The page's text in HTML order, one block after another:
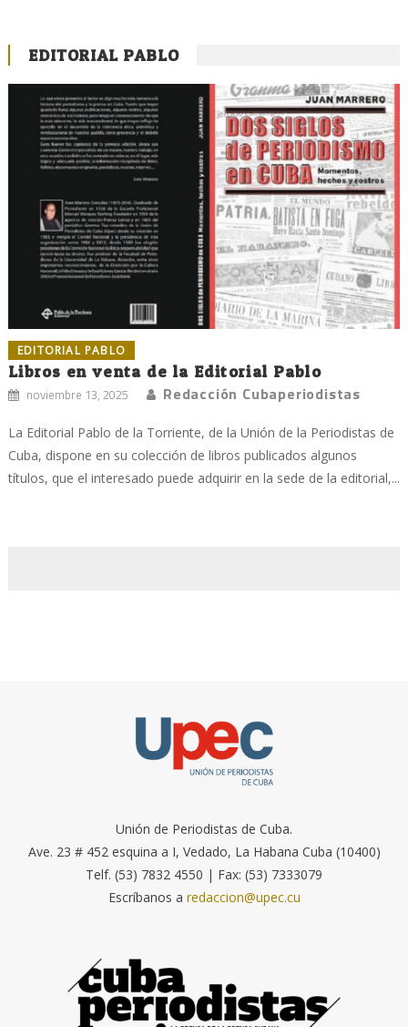
EDITORIAL PABLO
EDITORIAL PABLO
Libros en venta de la Editorial Pablo
noviembre 13, 2025 Redacción Cubaperiodistas
La Editorial Pablo de la Torriente, de la Unión de la Periodistas de
Cuba, dispone en su colección de libros publicados algunos
títulos, que el interesado puede adquirir en la sede de la editorial,...
Unión de Periodistas de Cuba.
Ave. 23 # 452 esquina a I, Vedado, La Habana Cuba (10400)
Telf. (53) 7832 4550 | Fax: (53) 7333079
Escríbanos a redaccion@upec.cu